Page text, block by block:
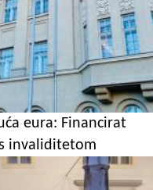
eura: Financirat
invaliditetom